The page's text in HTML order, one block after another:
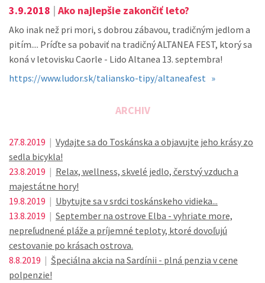
3.9.2018 | Ako najlepšie zakončiť leto?
Ako inak než pri mori, s dobrou zábavou, tradičným jedlom a
pitím.... Príďte sa pobaviť na tradičný ALTANEA FEST, ktorý sa
koná v letovisku Caorle - Lido Altanea 13. septembra!
https://www.ludor.sk/taliansko-tipy/altaneafest »
ARCHIV
27.8.2019 | Vydajte sa do Toskánska a objavujte jeho krásy zo
sedla bicykla!
23.8.2019 | Relax, wellness, skvelé jedlo, čerstvý vzduch a
majestátne hory!
19.8.2019 | Ubytujte sa v srdci toskánskeho vidieka...
13.8.2019 | September na ostrove Elba - vyhriate more,
nepreľudnené pláže a príjemné teploty, ktoré dovoľujú
cestovanie po krásach ostrova.
8.8.2019 | Špeciálna akcia na Sardínii - plná penzia v cene
polpenzie!